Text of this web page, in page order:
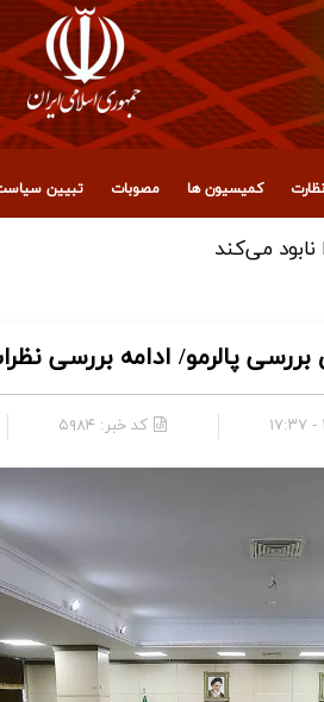
کمیسیون ها مصوبات تبیین
تشخیص مصلحت نظام
پالرمو/ ادامه بررسی
کد خبر: ۵۹۸۴